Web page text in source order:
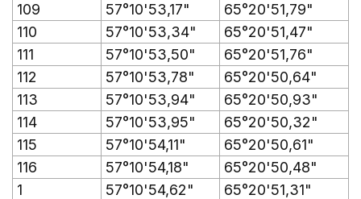
109
57°10'53,17"
65°20'51,79"
110
57°10'53,34"
65°20'51,47"
111
57°10'53,50"
65°20'51,76"
112
57°10'53,78"
65°20'50,64"
113
57°10'53,94"
65°20'50,93"
114
57°10'53,95"
65°20'50,32"
115
57°10'54,11"
65°20'50,61"
116
57°10'54,18"
65°20'50,48"
1
57°10'54,62"
65°20'51,31"